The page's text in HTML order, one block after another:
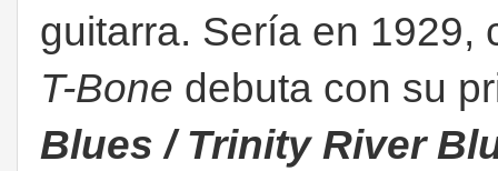
guitarra. Sería en 1929,
T-Bone debuta con su
Blues / Trinity River